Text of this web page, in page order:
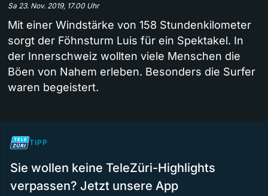
Sa 23. Nov. 2019, 17.00 Uhr
Mit einer Windstärke von 158 Stundenkilometer
sorgt der Föhnsturm Luis für ein Spektakel. In
der Innerschweiz wollten viele Menschen die
Böen von Nahem erleben. Besonders die Surfer
waren begeistert.
TIPP
Sie wollen keine TeleZüri-Highlights
verpassen? Jetzt unsere App